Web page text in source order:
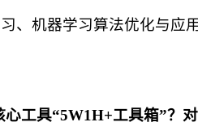
、机器学习算法优化与应
工具“5W1H+工具箱”？